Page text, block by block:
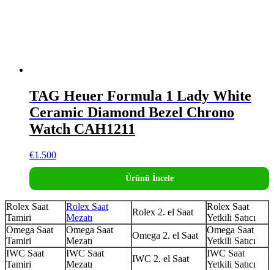
TAG Heuer Formula 1 Lady White
Ceramic Diamond Bezel Chrono
Watch CAH1211
€1.500
Ürünü İncele
Rolex Saat
Tamiri
Rolex Saat
Mezatı
Rolex 2. el Saat
Rolex Saat
Yetkili Satıcı
Omega Saat
Tamiri
Omega Saat
Mezatı
Omega 2. el Saat
Omega Saat
Yetkili Satıcı
IWC Saat
Tamiri
IWC Saat
Mezatı
IWC 2. el Saat
IWC Saat
Yetkili Satıcı